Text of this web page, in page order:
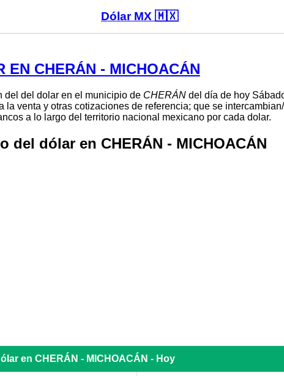
Dólar MX 🇲🇽
EN CHERÁN - MICHOACÁN
del del dolar en el municipio de CHERÁNdel día de hoy
la venta y otras cotizaciones de referencia; que se
a lo largo del territorio nacional mexicano por cada dolar.
del dólar en CHERÁN - MICHOACÁN
en CHERÁN - MICHOACÁN - Hoy